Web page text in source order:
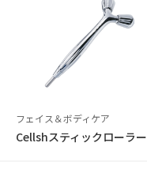
フェイス＆ボディケア
Cellshスティックローラー